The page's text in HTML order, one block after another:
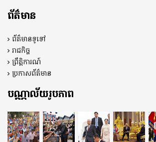
ព័ត៌មាន
ព័ត៌មានទូទៅ
រាជកិច្ច
ព្រឹត្តិការណ៍
ប្រកាសព័ត៌មាន
បណ្ណាល័យរូបភាព